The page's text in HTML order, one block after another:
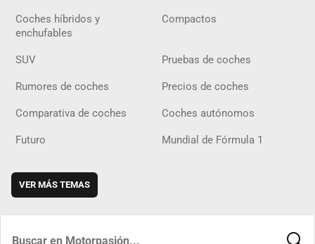
Coches híbridos y
enchufables
Compactos
SUV Pruebas de coches
Rumores de coches Precios de coches
Comparativa de coches Coches autónomos
Futuro Mundial de Fórmula 1
VER MÁS TEMAS